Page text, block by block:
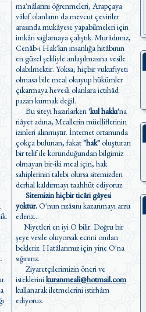
ma'nâlarını öğrenmeleri, Arapçaya
vâkıf olanların da mevcut çeviriler
arasında mukâyese yapabilmeleri için
imkân sağlamaya çalıştık. Murâdımız,
Cenâb-ı Hak'kın insanlığa hitâbının
en güzel şekliyle anlaşılmasına vesile
olabilmektir. Yoksa; hiçbir vukufiyeti
olmasa bile meal okuyup hükümler
çıkarmaya hevesli olanlara ictihâd
pazarı kurmak değil.
Bu siteyi hazırlarken'kul hakkı'na
riâyet adına, Meallerin müelliflerinin
izinleri alınmıştır. İnternet ortamında
çokça bulunan, fakat"hak"oluşturan
bir telif ile korunduğundan bilgimiz
olmayan bir-iki meal için, hak
sahiplerinin talebi olursa sitemizden
derhal kaldırmayı taahhüt ediyoruz.
Sitemizin hiçbir ticâri gâyesi
yoktur.O'nun rızâsını kazanmayı arzu
ederiz...
Niyetleri en iyi O bilir. Doğru bir
şeye vesile oluyorsak ecrini ondan
bekleriz. Hatâlarımız için yine O'na
sığınırız.
Ziyaretçilerimizin öneri ve
isteklerinikuranmeali@hotmail.com
kullanarak iletmelerini istirhâm
ediyoruz.